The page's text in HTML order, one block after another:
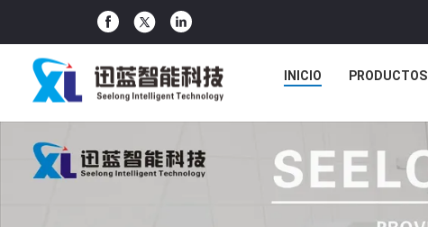
INICIO PRODUCTOS